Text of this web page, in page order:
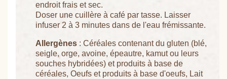
endroit frais et sec.
Doser une cuillère à café par tasse. Laisser
infuser 2 à 3 minutes dans de l'eau frémissante.
Allergènes : Céréales contenant du gluten (blé,
seigle, orge, avoine, épeautre, kamut ou leurs
souches hybridées) et produits à base de
céréales, Oeufs et produits à base d'oeufs, Lait